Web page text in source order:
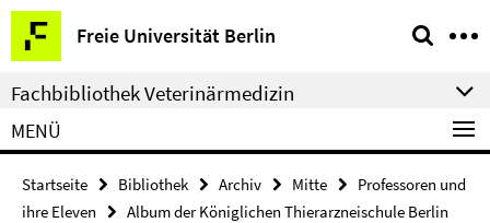
Springe
direkt
zu
Inhalt
Freie Universität Berlin
Service-
Navigation
Fachbibliothek Veterinärmedizin
MENÜ
Startseite Bibliothek Archiv Mitte
Professoren und
ihre Eleven
Album der Königlichen Thierarzneischule Berlin